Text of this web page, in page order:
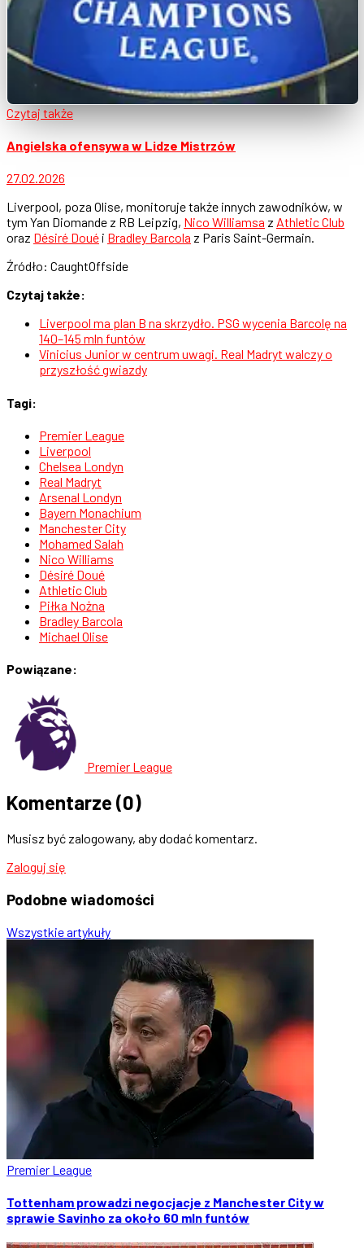
Czytaj także
Angielska ofensywa w Lidze Mistrzów
27.02.2026
Liverpool, poza Olise, monitoruje także innych zawodników, w
tym Yan Diomande z RB Leipzig, Nico Williamsa z Athletic Club
oraz Désiré Doué i Bradley Barcola z Paris Saint-Germain.
Źródło: CaughtOffside
Czytaj także:
Liverpool ma plan B na skrzydło. PSG wycenia Barcolę na
140–145 mln funtów
Vinicius Junior w centrum uwagi. Real Madryt walczy o
przyszłość gwiazdy
Tagi:
Premier League
Liverpool
Chelsea Londyn
Real Madryt
Arsenal Londyn
Bayern Monachium
Manchester City
Mohamed Salah
Nico Williams
Désiré Doué
Athletic Club
Piłka Nożna
Bradley Barcola
Michael Olise
Powiązane:
Premier League
Komentarze (0)
Musisz być zalogowany, aby dodać komentarz.
Zaloguj się
Podobne wiadomości
Wszystkie artykuły
Premier League
Tottenham prowadzi negocjacje z Manchester City w
sprawie Savinho za około 60 mln funtów